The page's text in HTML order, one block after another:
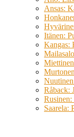
Ansas:
Itänen:
Kangas:
Råback:
Saarela: